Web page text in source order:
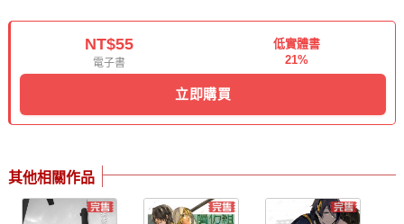
NT$55
電子書
低實體書
21%
立即購買
其他相關作品